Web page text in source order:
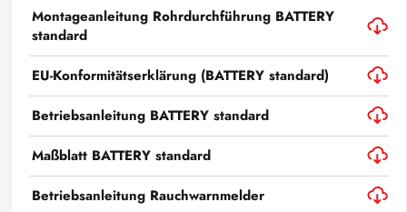
Montageanleitung Rohrdurchführung BATTERY
standard
EU-Konformitätserklärung (BATTERY standard)
Betriebsanleitung BATTERY standard
Maßblatt BATTERY standard
Betriebsanleitung Rauchwarnmelder